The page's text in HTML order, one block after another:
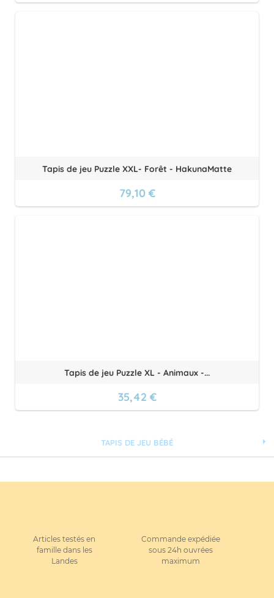
TAPIS DE JEU BÉBÉ
Tapis de jeu Puzzle XXL- Forêt - HakunaMatte
79,10 €
Tapis de jeu Puzzle XL - Animaux -...
35,42 €
Articles testés en
famille dans les
Landes
Commande expédiée
sous 24h ouvrées
maximum